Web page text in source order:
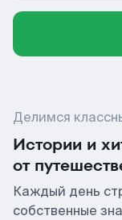
Делимся
Истории и
от
Каждый день
собственные